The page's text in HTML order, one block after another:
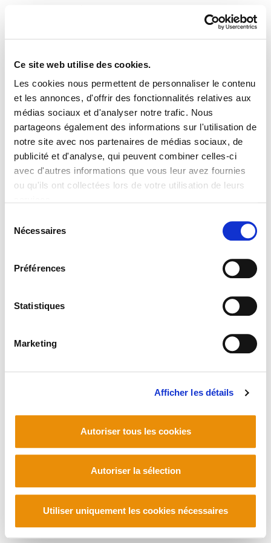
Ce site web utilise des cookies.
Les cookies nous permettent de personnaliser le contenu
et les annonces, d'offrir des fonctionnalités relatives aux
médias sociaux et d'analyser notre trafic. Nous
partageons également des informations sur l'utilisation de
notre site avec nos partenaires de médias sociaux, de
publicité et d'analyse, qui peuvent combiner celles-ci
avec d'autres informations que vous leur avez fournies
ou qu'ils ont collectées lors de votre utilisation de leurs
Nécessaires
Préférences
Statistiques
Marketing
Afficher les détails
Autoriser tous les cookies
Autoriser la sélection
Utiliser uniquement les cookies nécessaires
ELA Astekaria 113
PLAN DU SITE ACCESSIBILITÉ CONTACT
Manu Robles-Arangiz Institutua Fundazioa
Barrainkua 13 - 48009 Bilbo -
Telf. +33 (0) 559 25 65 52